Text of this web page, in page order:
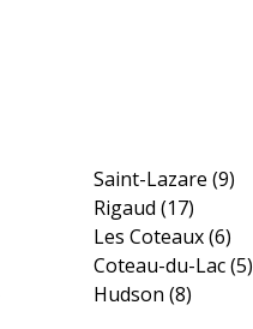
Saint-Lazare (9)
Rigaud (17)
Les Coteaux(6)
Coteau-du-Lac(5)
Hudson (8)